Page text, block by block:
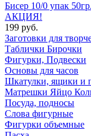
Бисер 10/0 упак
АКЦИЯ!
199 руб.
Заготовки для
Таблички Бирочки
Фигурки, Подвески
Основы для часов
Шкатулки, ящики и
Матрешки Яйцо
Посуда, подносы
Слова фигурные
Фигурки объемные